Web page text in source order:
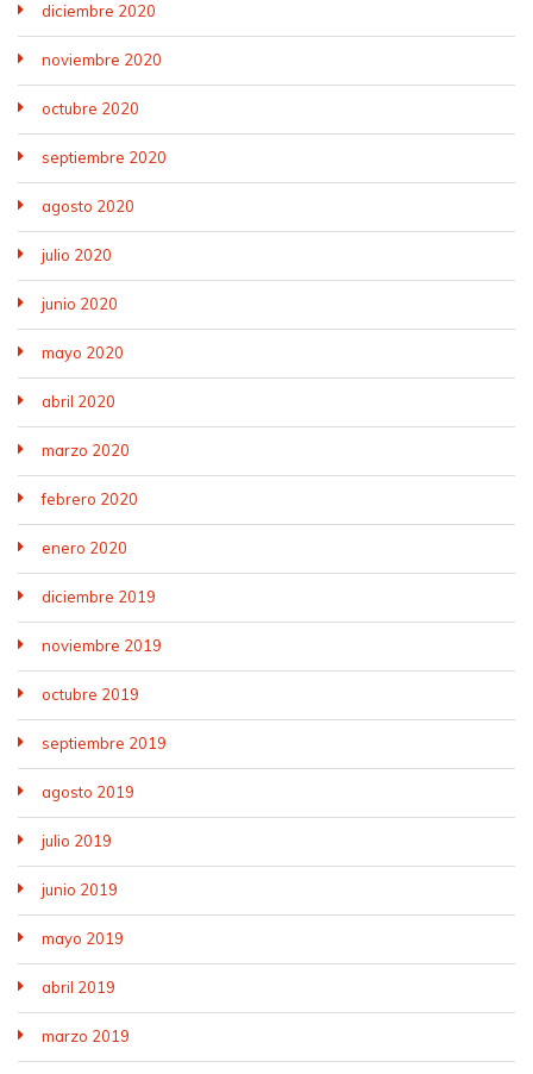
diciembre 2020
noviembre 2020
octubre 2020
septiembre 2020
agosto 2020
julio 2020
junio 2020
mayo 2020
abril 2020
marzo 2020
febrero 2020
enero 2020
diciembre 2019
noviembre 2019
octubre 2019
septiembre 2019
agosto 2019
julio 2019
junio 2019
mayo 2019
abril 2019
marzo 2019